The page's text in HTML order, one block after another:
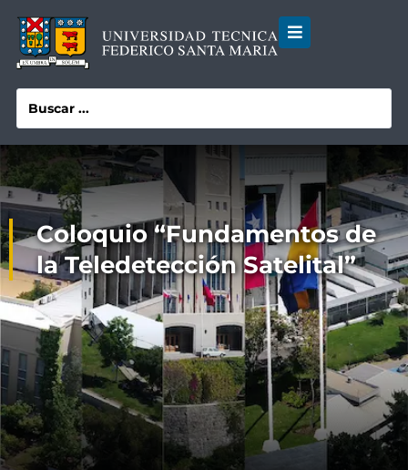
Coloquio “Fundamentos de
la Teledetección Satelital”